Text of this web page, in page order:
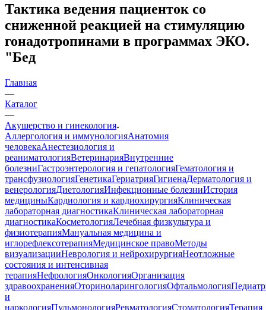
Тактика ведения пациенток со
сниженной реакцией на стимуляцию
гонадотропинами в программах ЭКО.
"Бед
Главная
—
Каталог
—
Акушерство и гинекология
Аллергология и иммунологияАнатомия
человекаАнестезиология и
реаниматологияВетеринарияВнутренние
болезниГастроэнтерология и гепатологияГематология и
трансфузиологияГенетикаГериатрияГигиенаДерматология и
венерологияДиетологияИнфекционные болезниИстория
медициныКардиология и кардиохирургияКлиническая
лабораторная диагностикаКлиническая лабораторная
диагностикаКосметологияЛечебная физкультура и
физиотерапияМануальная медицина и
иглорефлексотерапияМедицинское правоМетоды
визуализацииНеврология и нейрохирургияНеотложные
состояния и интенсивная
терапияНефрологияОнкологияОрганизация
здравоохраненияОториноларингологияОфтальмология
и
наркологияПульмонологияРевматологияСтоматологияТерапия